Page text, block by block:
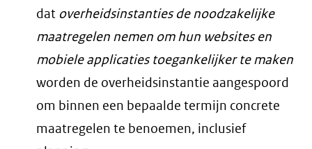
dat overheidsinstanties de noodzakelijke
maatregelen nemen om hun websites en
mobiele applicaties toegankelijker te maken
worden de overheidsinstantie aangespoord
om binnen een bepaalde termijn concrete
maatregelen te benoemen, inclusief